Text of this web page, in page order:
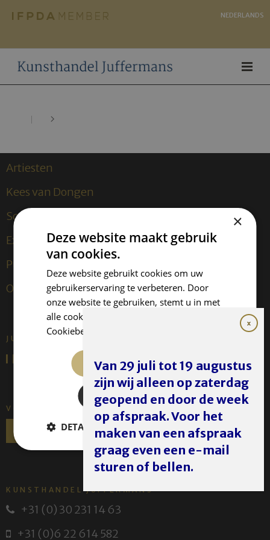
NEDERLANDS
Artiesten
Kees van Dongen
Sculpturen
Exposities
Publicaties
Over ons
JUFFERMANS FINE ART IS:
VOLG ONS
KUNSTHANDEL JUFFERMANS
+31 (0) 30 231 14 63
+31 (0)6 22 614 582
Van 29 juli tot 19 augustus
zijn wij alleen op zaterdag
geopend en door de week
op afspraak. Voor het
maken van een afspraak
graag even een e-mail
sturen of bellen.
×
Deze website maakt gebruik
van cookies.
Deze website gebruikt cookies om uw
gebruikerservaring te verbeteren. Door
onze website te gebruiken, stemt u in met
alle cookies in overeenstemming met ons
Cookiebeleid.
ALLES ACCEPTEREN
ALLES AFWIJZEN
DETAILS WEERGEVEN